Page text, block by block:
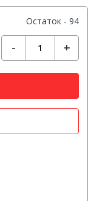
Остаток - 94
- +